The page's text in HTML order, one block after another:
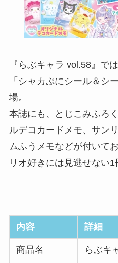
『らぶキャラ vol.58』で
「シャカぷにシール＆シ
場。
本誌にも、とじこみふろ
ルデコカードメモ、サン
ムふうメモなどが付いて
リオ好きには見逃せない1
内容 詳細
商品名 らぶキ